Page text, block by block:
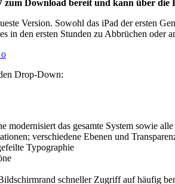
Download bereit und kann über die
Version. Sowohl das iPad der ersten
in den ersten Stunden zu Abbrüchen
Drop-Down:
modernisiert das gesamte System sowie
verschiedene Ebenen und
Typographie
schneller Zugriff auf häufig